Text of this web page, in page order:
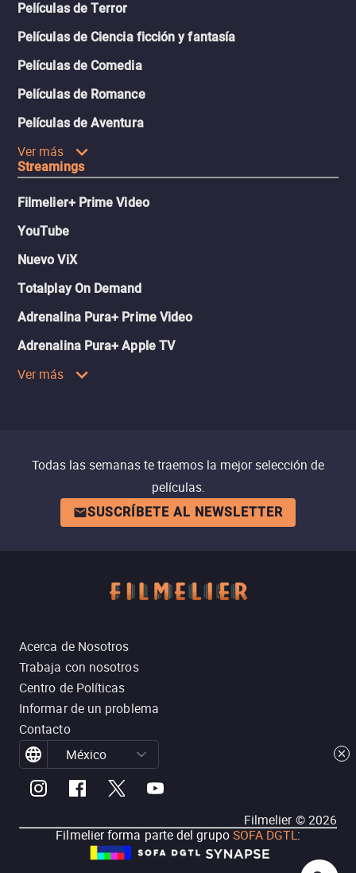
Películas de Terror
Películas de Ciencia ficción y fantasía
Películas de Comedia
Películas de Romance
Películas de Aventura
Ver más
Streamings
Filmelier+ Prime Video
YouTube
Nuevo ViX
Totalplay On Demand
Adrenalina Pura+ Prime Video
Adrenalina Pura+ Apple TV
Ver más
Todas las semanas te traemos la mejor selección de
películas.
SUSCRÍBETE AL NEWSLETTER
Acerca de Nosotros
Trabaja con nosotros
Centro de Políticas
Informar de un problema
Contacto
México
Filmelier ©2026
Filmelier forma parte del grupoSOFA DGTL: